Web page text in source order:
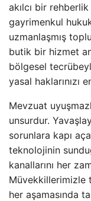
akılcı bir
gayrimenkul
uzmanlaşmış
butik bir hizmet
bölgesel
yasal haklarınızı
Mevzuat
unsurdur.
sorunlara kapı
teknolojinin
kanallarını her
Müvekkillerimizle
her aşamasında